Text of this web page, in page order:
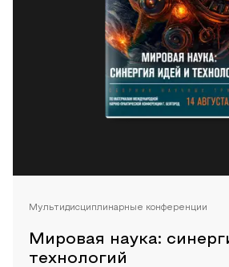
Мультидисциплинарные конференции
Мировая наука:
технологий